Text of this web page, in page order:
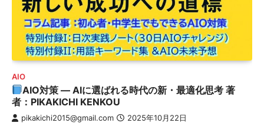
AIO
AIO対策 — AIに選ばれる時代の新・最適化思考 著
者：PIKAKICHI KENKOU
pikakichi2015@gmail.com 2025年10月22日